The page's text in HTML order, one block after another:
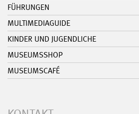
FÜHRUNGEN
MULTIMEDIAGUIDE
KINDER UND JUGENDLICHE
MUSEUMSSHOP
MUSEUMSCAFÉ